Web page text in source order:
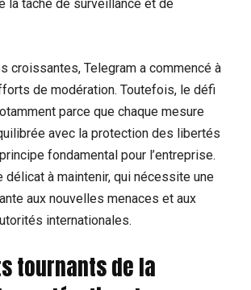
la tâche de surveillance et de
croissantes, Telegram a commencé à
de modération. Toutefois, le défi
parce que chaque mesure
avec la protection des libertés
fondamental pour l’entreprise.
délicat à maintenir, qui nécessite une
aux nouvelles menaces et aux
internationales.
tournants de la